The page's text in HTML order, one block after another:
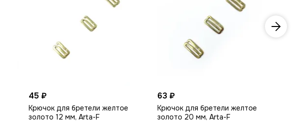
45 ₽
Крючок для бретели желтое
золото 12 мм, Arta-F
63 ₽
Крючок для бретели желтое
золото 20 мм, Arta-F